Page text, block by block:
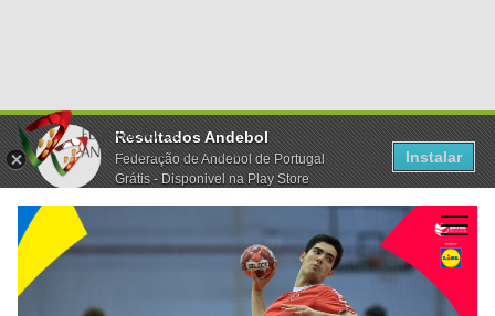
Resultados Andebol
Federação de Andebol de Portugal
Grátis - Disponivel na Play Store
Instalar